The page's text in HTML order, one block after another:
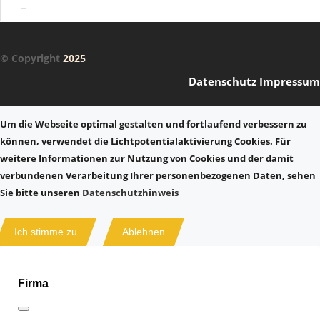
© Copyright 2025
Datenschutz Impressum
Um die Webseite optimal gestalten und fortlaufend verbessern zu
können, verwendet die Lichtpotentialaktivierung Cookies. Für
weitere Informationen zur Nutzung von Cookies und der damit
verbundenen Verarbeitung Ihrer personenbezogenen Daten, sehen
Sie bitte unseren Datenschutzhinweis
Ich stimme zu Ablehnen
Firma